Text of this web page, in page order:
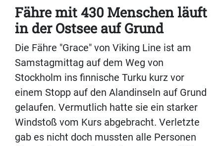
Fähre mit 430 Menschen läuft
in der Ostsee auf Grund
Die Fähre "Grace" von Viking Line ist am
Samstagmittag auf dem Weg von
Stockholm ins finnische Turku kurz vor
einem Stopp auf den Alandinseln auf Grund
gelaufen. Vermutlich hatte sie ein starker
Windstoß vom Kurs abgebracht. Verletzte
gab es nicht doch mussten alle Personen